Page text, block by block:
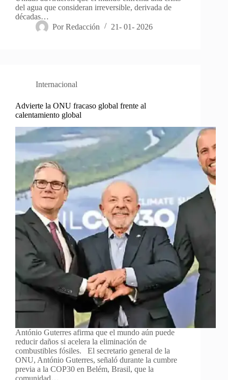
del agua que consideran irreversible, derivada de
décadas…
Por Redacción 21- 01- 2026
Internacional
Advierte la ONU fracaso global frente al
calentamiento global
António Guterres afirma que el mundo aún puede
reducir daños si acelera la eliminación de
combustibles fósiles. El secretario general de la
ONU, António Guterres, señaló durante la cumbre
previa a la COP30 en Belém, Brasil, que la
comunidad…